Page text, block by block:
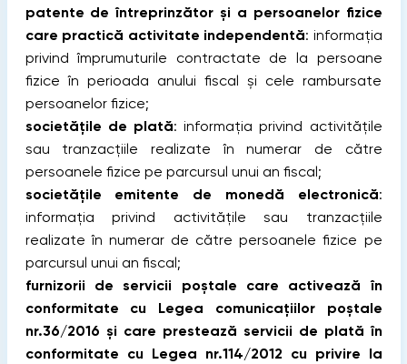
patente de întreprinzător și a persoanelor fizice
care practică activitate independentă: informația
privind împrumuturile contractate de la persoane
fizice în perioada anului fiscal și cele rambursate
persoanelor fizice;
societățile de plată: informația privind activitățile
sau tranzacțiile realizate în numerar de către
persoanele fizice pe parcursul unui an fiscal;
societățile emitente de monedă electronică:
informația privind activitățile sau tranzacțiile
realizate în numerar de către persoanele fizice pe
parcursul unui an fiscal;
furnizorii de servicii poștale care activează în
conformitate cu Legea comunicațiilor poștale
nr.36/2016 și care prestează servicii de plată în
conformitate cu Legea nr.114/2012 cu privire la